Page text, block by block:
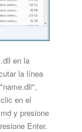
en la
la línea
en el
y presione
Enter.